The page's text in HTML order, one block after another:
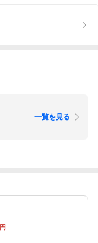
一覧を見る
円